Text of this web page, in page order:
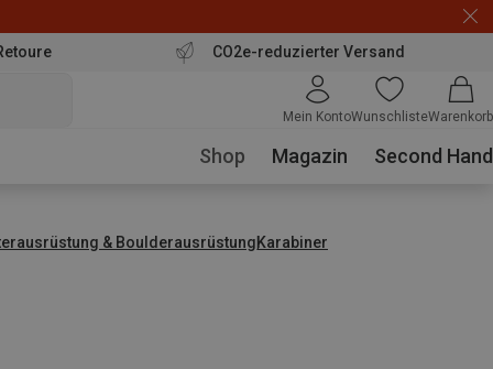
CO2e-reduzierter Versand
Mein KontoWunschlisteWarenkorb
Shop Magazin Second Hand
& BoulderausrüstungKarabiner